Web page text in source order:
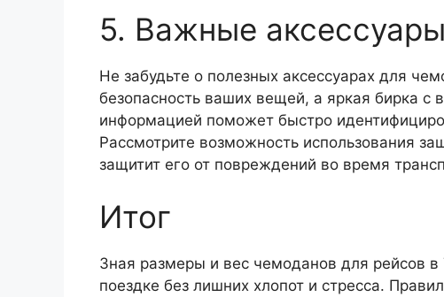
5. Важные
Не забудьте о полезных аксессуарах для
безопасность ваших вещей, а яркая бирка с
информацией поможет быстро
Рассмотрите возможность использования
защитит его от повреждений во время
Итог
Зная размеры и вес чемоданов для рейсов
поездке без лишних хлопот и стресса.